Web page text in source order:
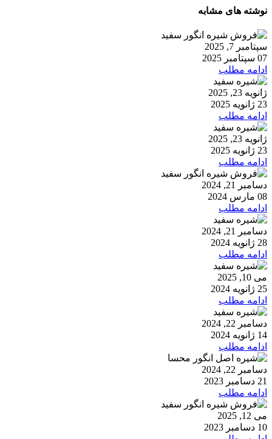
نوشته های مشابه
سپتامبر 7, 2025
07 سپتامبر 2025
ادامه مطلب
ژانویه 23, 2025
23 ژانویه 2025
ادامه مطلب
ژانویه 23, 2025
23 ژانویه 2025
ادامه مطلب
دسامبر 21, 2024
08 مارس 2024
ادامه مطلب
دسامبر 21, 2024
28 ژانویه 2024
ادامه مطلب
می 10, 2025
25 ژانویه 2024
ادامه مطلب
دسامبر 22, 2024
14 ژانویه 2024
ادامه مطلب
دسامبر 22, 2024
21 دسامبر 2023
ادامه مطلب
می 12, 2025
10 دسامبر 2023